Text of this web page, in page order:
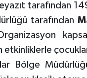
tarafından
tarafından
etkinliklerle
Bölge